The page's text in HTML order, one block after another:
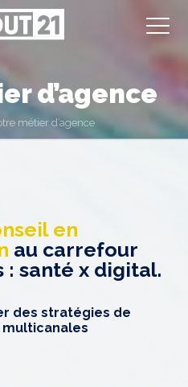
d’agence
métier d’agence
en
au carrefour
: santé x digital.
des stratégies de